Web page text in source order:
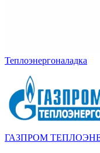
Теплоэнергоналадка
ГАЗПРОМ